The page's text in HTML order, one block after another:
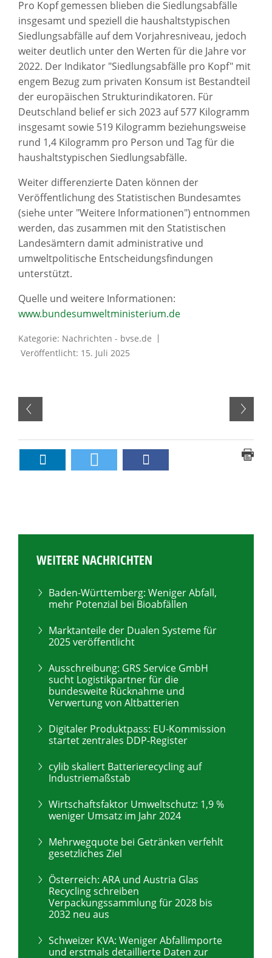
Pro Kopf gemessen blieben die Siedlungsabfälle
insgesamt und speziell die haushaltstypischen
Siedlungsabfälle auf dem Vorjahresniveau, jedoch
weiter deutlich unter den Werten für die Jahre vor
2022. Der Indikator "Siedlungsabfälle pro Kopf" mit
engem Bezug zum privaten Konsum ist Bestandteil
der europäischen Strukturindikatoren. Für
Deutschland belief er sich 2023 auf 577 Kilogramm
insgesamt sowie 519 Kilogramm beziehungsweise
rund 1,4 Kilogramm pro Person und Tag für die
haushaltstypischen Siedlungsabfälle.
Weiter differenzierte Daten können der
Veröffentlichung des Statistischen Bundesamtes
(siehe unter "Weitere Informationen") entnommen
werden, das zusammen mit den Statistischen
Landesämtern damit administrative und
umweltpolitische Entscheidungsfindungen
unterstützt.
Quelle und weitere Informationen:
www.bundesumweltministerium.de
Kategorie: Nachrichten - bvse.de
Veröffentlicht: 15. Juli 2025
WEITERE NACHRICHTEN
Baden-Württemberg: Weniger Abfall,
mehr Potenzial bei Bioabfällen
Marktanteile der Dualen Systeme für
2025 veröffentlicht
Ausschreibung: GRS Service GmbH
sucht Logistikpartner für die
bundesweite Rücknahme und
Verwertung von Altbatterien
Digitaler Produktpass: EU-Kommission
startet zentrales DDP-Register
cylib skaliert Batterierecycling auf
Industriemaßstab
Wirtschaftsfaktor Umweltschutz: 1,9 %
weniger Umsatz im Jahr 2024
Mehrwegquote bei Getränken verfehlt
gesetzliches Ziel
Österreich: ARA und Austria Glas
Recycling schreiben
Verpackungssammlung für 2028 bis
2032 neu aus
Schweizer KVA: Weniger Abfallimporte
und erstmals detaillierte Daten zur